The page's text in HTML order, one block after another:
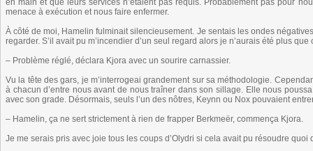
en main et que leurs services n’étaient pas requis. Probablement pas pour
menace à exécution et nous faire enfermer.
À côté de moi, Hamelin fulminait silencieusement. Je sentais les ondes
regarder. S’il avait pu m’incendier d’un seul regard alors je n’aurais été plus
– Problème réglé, déclara Kjora avec un sourire carnassier.
Vu la tête des gars, je m’interrogeai grandement sur sa méthodologie.
à chacun d’entre nous avant de nous traîner dans son sillage. Elle nous
avec son grade. Désormais, seuls l’un des nôtres, Keynn ou Nox pouvaient
– Hamelin, ça ne sert strictement à rien de frapper Berkmeër, commença Kjora.
Je me serais pris avec joie tous les coups d’Olydri si cela avait pu résoudre quoi